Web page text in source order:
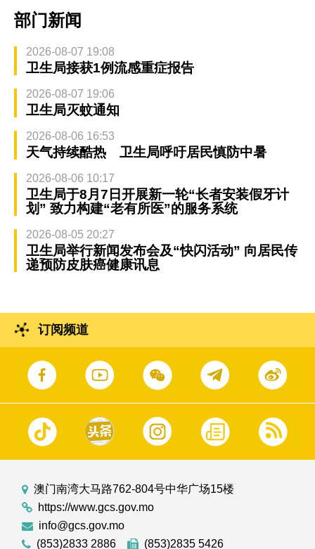
部门新闻
2026-08-07 19:08
卫生局接获1例流感重症报告
2026-08-07 19:06
卫生局灭蚊通知
2026-08-06 16:53
天气持续酷热 卫生局呼吁居民慎防中暑
2026-08-06 10:17
卫生局于8月7日开展新一轮“长者安装假牙计
划” 致力构建“老有所医”的服务系统
2026-08-05 20:27
卫生局举行新闻发布会及“快闪活动” 向居民传
递预防皮肤癌健康讯息
订阅频道
澳门南湾大马路762-804号中华广场15楼
https://www.gcs.gov.mo
info@gcs.gov.mo
(853)2833 2886
(853)2835 5426